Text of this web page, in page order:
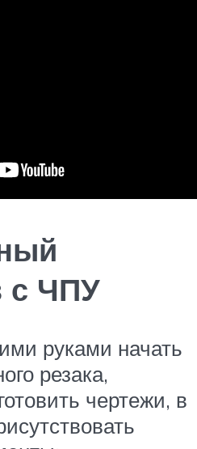
с ЧПУ
руками начать
резака,
чертежи, в